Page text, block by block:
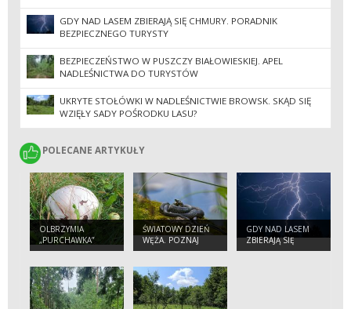
GDY NAD LASEM ZBIERAJĄ SIĘ CHMURY. PORADNIK
BEZPIECZNEGO TURYSTY
BEZPIECZEŃSTWO W PUSZCZY BIAŁOWIESKIEJ. APEL
NADLEŚNICTWA DO TURYSTÓW
UKRYTE STOŁÓWKI W NADLEŚNICTWIE BROWSK. SKĄD SIĘ
WZIĘŁY SADY POŚRODKU LASU?
POLECANE ARTYKUŁY
POLECANE ARTYKUŁY
OLBRZYMIA
„PURCHAWKA”
ŚWIATOWY DZIEŃ
WĘŻA. POZNAJ
NASZYCH
SĄSIADÓW
GDY NAD LASEM
ZBIERAJĄ SIĘ
CHMURY.